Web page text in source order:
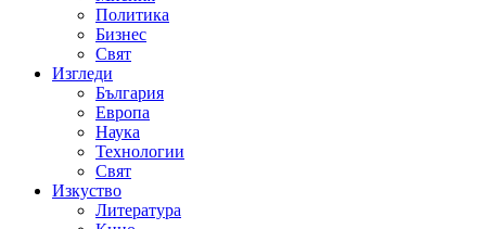
Политика
Бизнес
Свят
Изгледи
България
Европа
Наука
Технологии
Свят
Изкуство
Литература